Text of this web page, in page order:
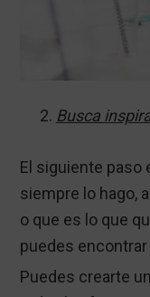
Busca
El siguiente paso
siempre lo hago,
o que es lo que
puedes
Puedes crearte